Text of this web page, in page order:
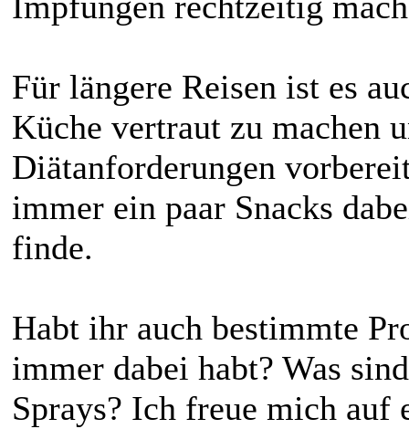
Für längere Reisen ist es
Küche vertraut zu machen
Diätanforderungen
immer ein paar Snacks
finde.
Habt ihr auch bestimmte
immer dabei habt? Was
Sprays? Ich freue mich auf